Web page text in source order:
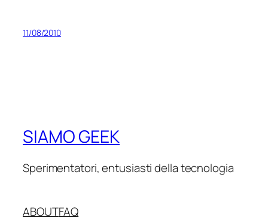
11/08/2010
SIAMO GEEK
Sperimentatori, entusiasti della tecnologia
ABOUTFAQ